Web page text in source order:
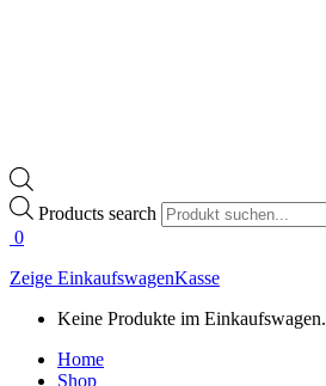
Products search
0
Zeige EinkaufswagenKasse
Keine Produkte im Einkaufswagen.
Home
Shop